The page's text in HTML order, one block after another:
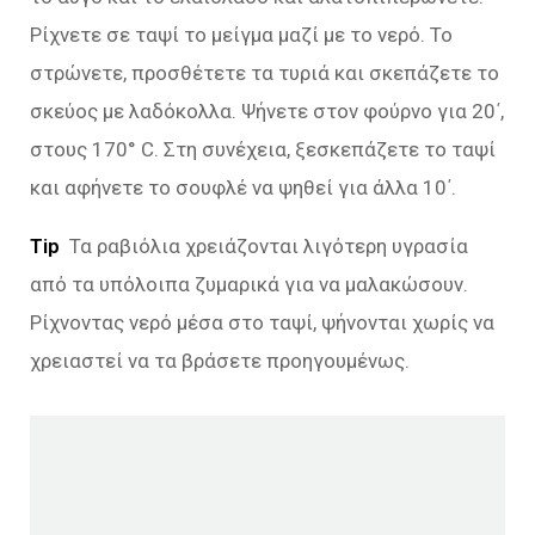
Ρίχνετε σε ταψί το μείγμα μαζί με το νερό. Το
στρώνετε, προσθέτετε τα τυριά και σκεπάζετε το
σκεύος με λαδόκολλα. Ψήνετε στον φούρνο για 20΄,
στους 170° C. Στη συνέχεια, ξεσκεπάζετε το ταψί
και αφήνετε το σουφλέ να ψηθεί για άλλα 10΄.
Tip Τα ραβιόλια χρειάζονται λιγότερη υγρασία
από τα υπόλοιπα ζυμαρικά για να μαλακώσουν.
Ρίχνοντας νερό μέσα στο ταψί, ψήνονται χωρίς να
χρειαστεί να τα βράσετε προηγουμένως.